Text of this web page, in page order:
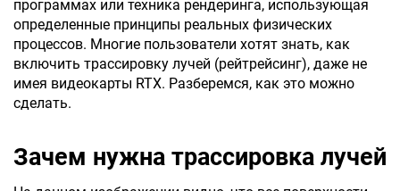
программах или техника рендеринга, использующая
определенные принципы реальных физических
процессов. Многие пользователи хотят знать, как
включить трассировку лучей (рейтрейсинг), даже не
имея видеокарты RTX. Разберемся, как это можно
сделать.
Зачем нужна трассировка лучей